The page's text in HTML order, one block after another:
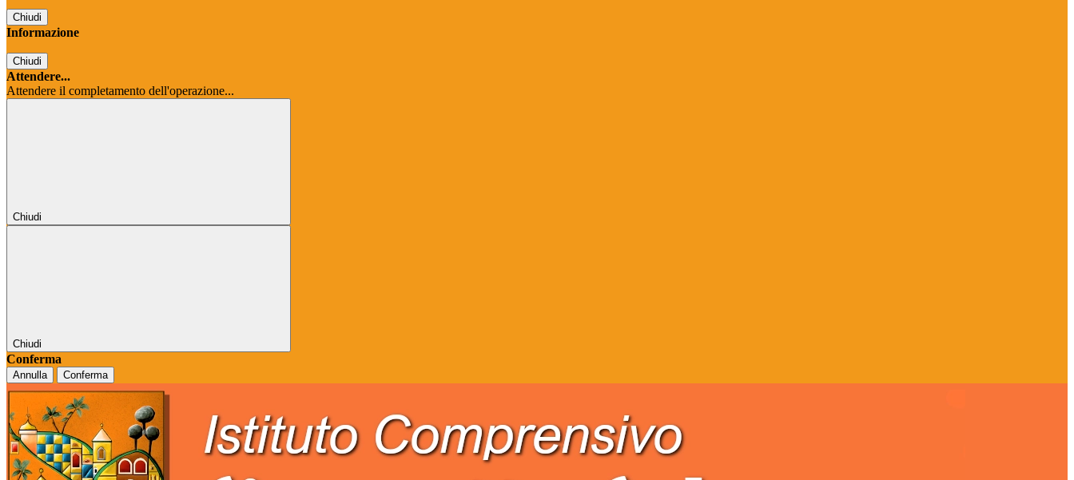
Chiudi
Informazione
Chiudi
Attendere...
Attendere il completamento dell'operazione...
Chiudi
Chiudi
Conferma
Annulla Conferma